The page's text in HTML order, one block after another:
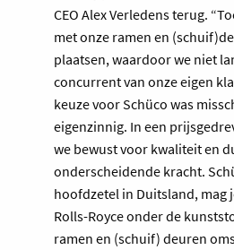
CEO Alex Verledens terug.
met onze ramen en
plaatsen, waardoor we niet
concurrent van onze eigen
keuze voor Schüco was
eigenzinnig. In een
we bewust voor kwaliteit en
onderscheidende kracht.
hoofdzetel in Duitsland, mag
Rolls-Royce onder de
ramen en (schuif) deuren